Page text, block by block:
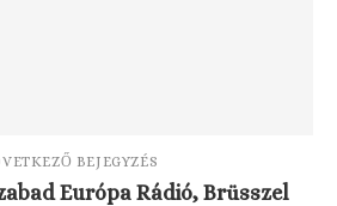
BEJEGYZÉS
Európa Rádió, Brüsszel